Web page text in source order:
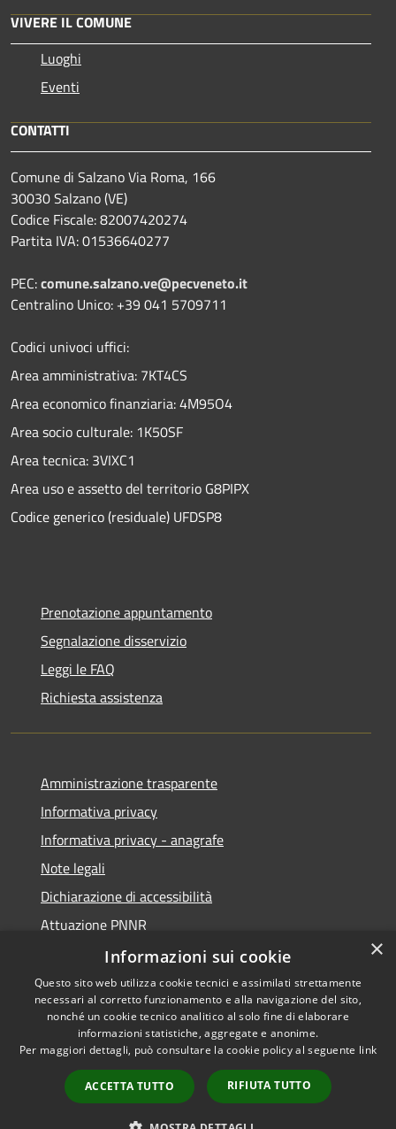
VIVERE IL COMUNE
Luoghi
Eventi
CONTATTI
Comune di Salzano Via Roma, 166
30030 Salzano (VE)
Codice Fiscale: 82007420274
Partita IVA: 01536640277
PEC:comune.salzano.ve@pecveneto.it
Centralino Unico: +39 041 5709711
Codici univoci uffici:
Area amministrativa: 7KT4CS
Area economico finanziaria: 4M95O4
Area socio culturale: 1K50SF
Area tecnica: 3VIXC1
Area uso e assetto del territorio G8PIPX
Codice generico (residuale) UFDSP8
Prenotazione appuntamento
Segnalazione disservizio
Leggi le FAQ
Richiesta assistenza
Amministrazione trasparente
Informativa privacy
Informativa privacy - anagrafe
Note legali
Dichiarazione di accessibilità
Attuazione PNNR
Whistleblowing
RSS
Accessibilità
Copyright © 2026 • Comune di
Municipium•
Accesso
redazione
×
Informazioni sui cookie
Questo sito web utilizza cookie tecnici e assimilati strettamente
necessari al corretto funzionamento e alla navigazione del sito,
nonché un cookie tecnico analitico al solo fine di elaborare
informazioni statistiche, aggregate e anonime.
Per maggiori dettagli, può consultare la cookie policy al seguente link
ACCETTA TUTTO RIFIUTA TUTTO